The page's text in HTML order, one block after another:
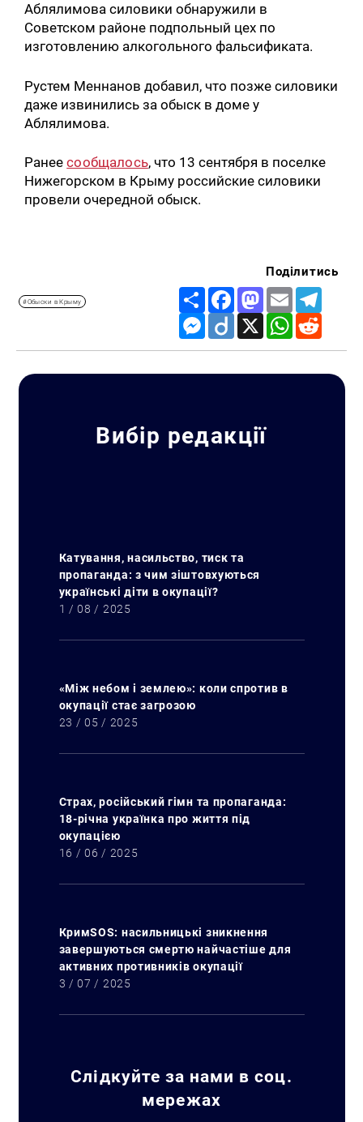
Искать:
Аблялимова силовики обнаружили в
Советском районе подпольный цех по
изготовлению алкогольного фальсификата.
Рустем Меннанов добавил, что позже силовики
даже извинились за обыск в доме у
Аблялимова.
Ранеесообщалось, что 13 сентября в поселке
Нижегорском в Крыму российские силовики
провели очередной обыск.
#Обыски в Крыму
Поділитись
Share FacebookMastodon
Email
Messenger
Diigo X WhatsApp
Вибір редакції
Катування, насильство, тиск та
пропаганда: з чим зіштовхуються
українські діти в окупації?
1 / 08 / 2025
«Між небом і землею»: коли спротив в
окупації стає загрозою
23 / 05 / 2025
Страх, російський гімн та пропаганда:
18-річна українка про життя під
окупацією
16 / 06 / 2025
КримSOS: насильницькі зникнення
завершуються смертю найчастіше для
активних противників окупації
3 / 07 / 2025
Слідкуйте за нами в соц.
мережах